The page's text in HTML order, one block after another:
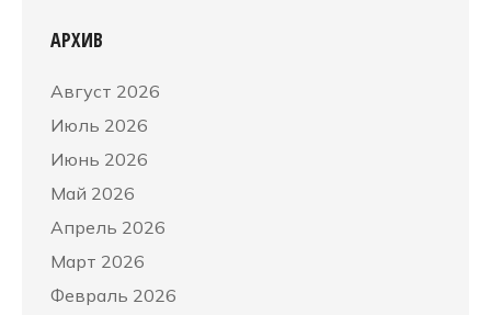
АРХИВ
Август 2026
Июль 2026
Июнь 2026
Май 2026
Апрель 2026
Март 2026
Февраль 2026